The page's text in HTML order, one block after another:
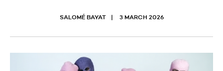
SALOMÉ BAYAT 3 MARCH 2026